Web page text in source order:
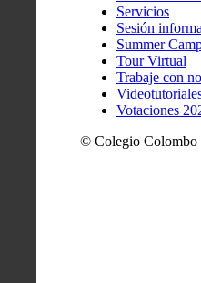
Servicios
Sesión
Summer
Tour Virtual
Trabaje con
Votaciones
© Colegio